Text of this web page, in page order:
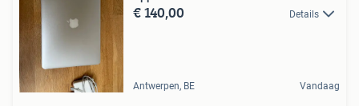
€ 140,00 Details
Antwerpen, BE Vandaag